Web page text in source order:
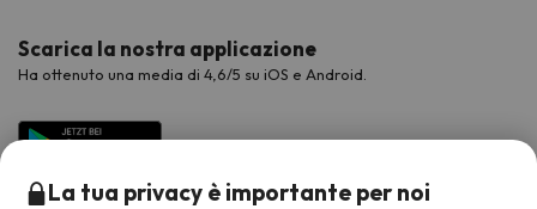
Scarica la nostra applicazione
Ha ottenuto una media di 4,6/5 su iOS e Android.
La tua privacy è importante per noi